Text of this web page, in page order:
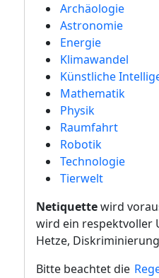
Archäologie
Astronomie
Energie
Klimawandel
Künstliche
Mathematik
Physik
Raumfahrt
Robotik
Technologie
Tierwelt
Netiquettewird
wird ein respektvoller
Hetze,
Bitte beachtet die